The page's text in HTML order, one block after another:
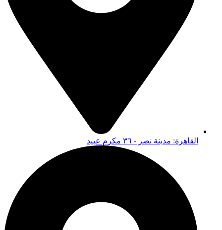
القاهرة: مدينة نصر - ٣٦ مكرم عبيد